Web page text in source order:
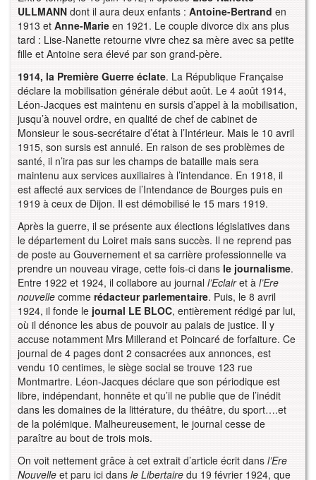
ULLMANN dont il aura deux enfants : Antoine-Bertrand en
1913 et Anne-Marie en 1921. Le couple divorce dix ans plus
tard : Lise-Nanette retourne vivre chez sa mère avec sa petite
fille et Antoine sera élevé par son grand-père.
1914, la Première Guerre éclate. La République Française
déclare la mobilisation générale début août. Le 4 août 1914,
Léon-Jacques est maintenu en sursis d’appel à la mobilisation,
jusqu’à nouvel ordre, en qualité de chef de cabinet de
Monsieur le sous-secrétaire d’état à l’Intérieur. Mais le 10 avril
1915, son sursis est annulé. En raison de ses problèmes de
santé, il n’ira pas sur les champs de bataille mais sera
maintenu aux services auxiliaires à l’intendance. En 1918, il
est affecté aux services de l’Intendance de Bourges puis en
1919 à ceux de Dijon. Il est démobilisé le 15 mars 1919.
Après la guerre, il se présente aux élections législatives dans
le département du Loiret mais sans succès. Il ne reprend pas
de poste au Gouvernement et sa carrière professionnelle va
prendre un nouveau virage, cette fois-ci dans le journalisme.
Entre 1922 et 1924, il collabore au journal l’Eclairet à l’Ere
nouvelle comme rédacteur parlementaire. Puis, le 8 avril
1924, il fonde le journal LE BLOC, entièrement rédigé par lui,
où il dénonce les abus de pouvoir au palais de justice. Il y
accuse notamment Mrs Millerand et Poincaré de forfaiture. Ce
journal de 4 pages dont 2 consacrées aux annonces, est
vendu 10 centimes, le siège social se trouve 123 rue
Montmartre. Léon-Jacques déclare que son périodique est
libre, indépendant, honnête et qu’il ne publie que de l’inédit
dans les domaines de la littérature, du théâtre, du sport….et
de la polémique. Malheureusement, le journal cesse de
paraître au bout de trois mois.
On voit nettement grâce à cet extrait d’article écrit dans l’Ere
Nouvelle et paru ici dans le Libertaire du 19 février 1924, que